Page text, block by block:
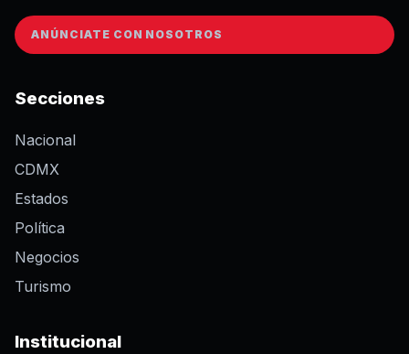
ANÚNCIATE CON NOSOTROS
Secciones
Nacional
CDMX
Estados
Política
Negocios
Turismo
Institucional